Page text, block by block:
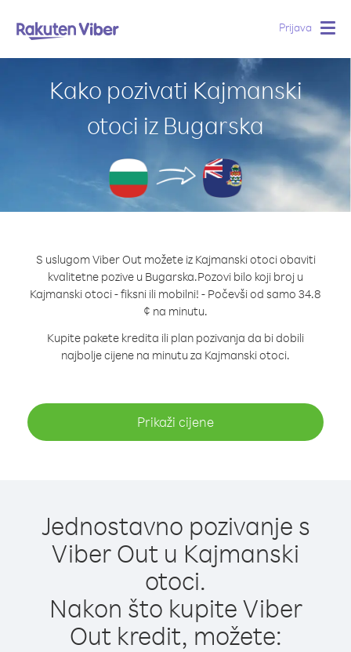
Prijava
Kako pozivati Kajmanski
otoci iz Bugarska
S uslugom Viber Out možete iz Kajmanski otoci obaviti
kvalitetne pozive u Bugarska.Pozovi bilo koji broj u
Kajmanski otoci - fiksni ili mobilni! - Počevši od samo 34.8
¢ na minutu.
Kupite pakete kredita ili plan pozivanja da bi dobili
najbolje cijene na minutu za Kajmanski otoci.
Prikaži cijene
Jednostavno pozivanje s
Viber Out u Kajmanski
otoci.
Nakon što kupite Viber
Out kredit, možete: